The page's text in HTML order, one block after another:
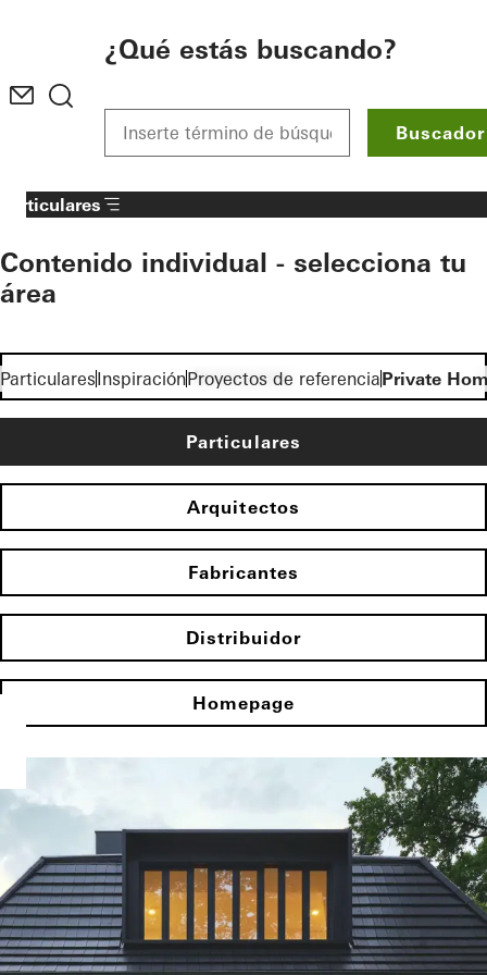
¿Qué estás buscando?
Buscador
ParticularesInspiraciónProyectos de referenciaPrivate
Particulares
Contenido individual - selecciona tu
área
Inversores
Particulares
Arquitectos
Fabricantes
Distribuidor
Homepage